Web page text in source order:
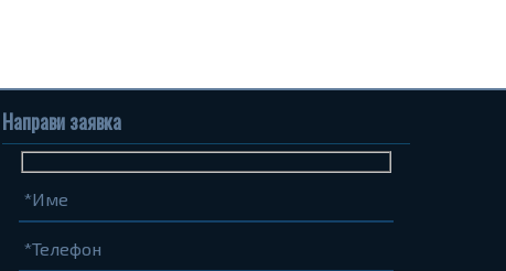
Направи заявка
Име
(задължително)
Телефон
(задължително)
Запитване...